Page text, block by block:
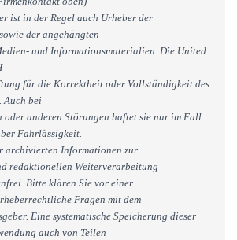
ist in der Regel auch Urheber der
der angehängten
und Informationsmaterialien. Die United
für die Korrektheit oder Vollständigkeit des
Auch bei
oder anderen Störungen haftet sie nur im Fall
Fahrlässigkeit.
archivierten Informationen zur
redaktionellen Weiterverarbeitung
Bitte klären Sie vor einer
Fragen mit dem
Eine systematische Speicherung dieser
auch von Teilen